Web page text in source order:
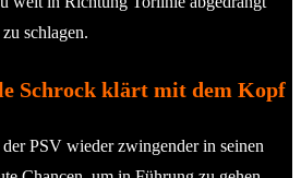
schlagen.
Schrock klärt mit dem Kopf
PSV wieder zwingender in seinen